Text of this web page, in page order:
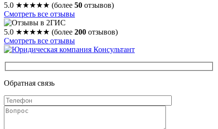
5.0 ★★★★★ (более 50 отзывов)
Смотреть все отзывы
5.0 ★★★★★ (более 200 отзывов)
Смотреть все отзывы
Обратная связь